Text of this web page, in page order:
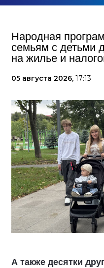
Народная
семьям с детьми
на жилье и
05 августа 2026, 17:13
А также десятки